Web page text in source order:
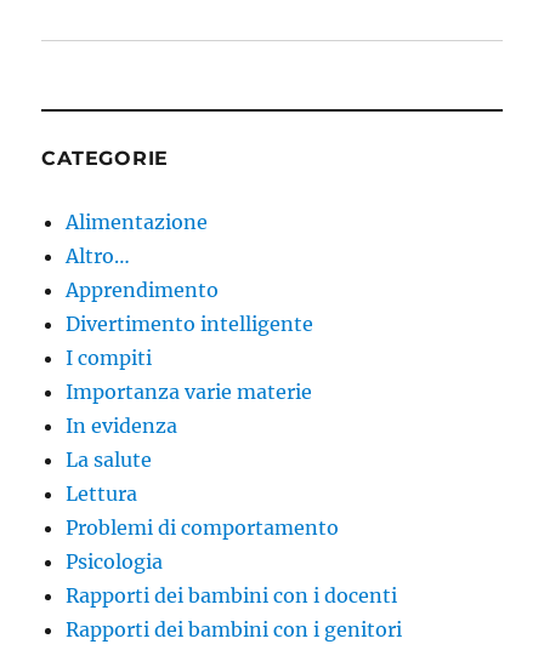
CATEGORIE
Alimentazione
Altro…
Apprendimento
Divertimento intelligente
I compiti
Importanza varie materie
In evidenza
La salute
Lettura
Problemi di comportamento
Psicologia
Rapporti dei bambini con i docenti
Rapporti dei bambini con i genitori